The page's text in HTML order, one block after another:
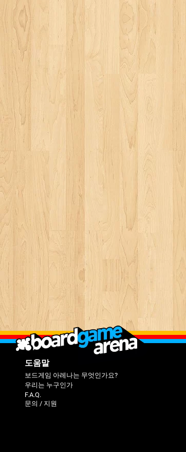
도움말
보드게임 아레나는 무엇인가요?
우리는 누구인가
F.A.Q.
문의 / 지원